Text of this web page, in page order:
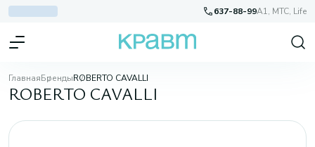
637-88-99A1, МТС, Life
ГлавнаяБрендыROBERTO CAVALLI
ROBERTO CAVALLI